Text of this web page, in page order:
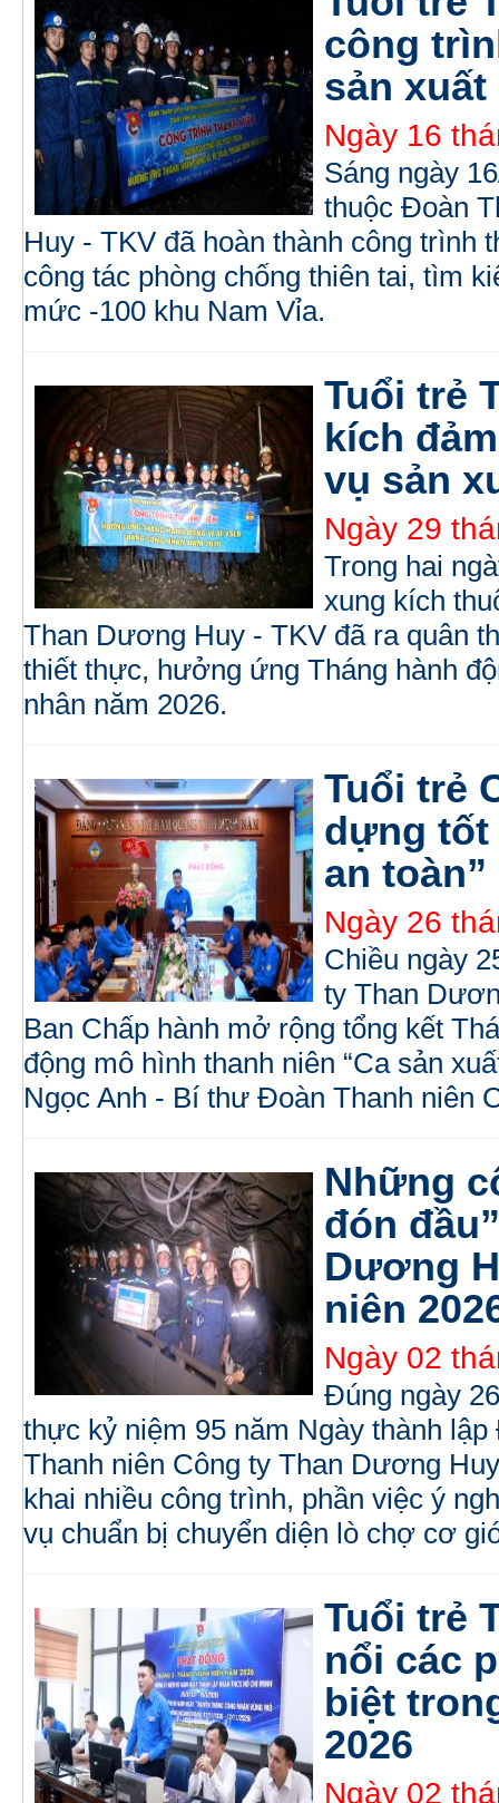
công
sản xuất
Ngày 16
Sáng ngày
thuộc Đoàn
Huy - TKV đã hoàn thành công trình
công tác phòng chống thiên tai, tìm
mức -100 khu Nam Vỉa.
Tuổi trẻ
kích
vụ sản
Ngày 29
Trong hai
xung kích
Than Dương Huy - TKV đã ra quân
thiết thực, hưởng ứng Tháng hành
nhân năm 2026.
Tuổi trẻ
dựng tốt
an toàn”
Ngày 26
Chiều ngày
ty Than
Ban Chấp hành mở rộng tổng kết
động mô hình thanh niên “Ca sản
Ngọc Anh - Bí thư Đoàn Thanh niên
Những
đón
Dương
niên
Ngày 02
Đúng ngày
thực kỷ niệm 95 năm Ngày thành
Thanh niên Công ty Than Dương
khai nhiều công trình, phần việc ý
vụ chuẩn bị chuyển diện lò chợ cơ
Tuổi trẻ
nổi các
biệt
2026
Ngày 02